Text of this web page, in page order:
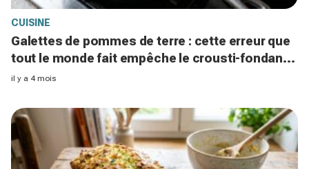
CUISINE
Galettes de pommes de terre : cette erreur que
tout le monde fait empêche le crousti-fondant
parfait
il y a 4 mois